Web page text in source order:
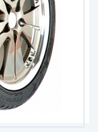
Kaubik
tööstus
Veljed
VELJED